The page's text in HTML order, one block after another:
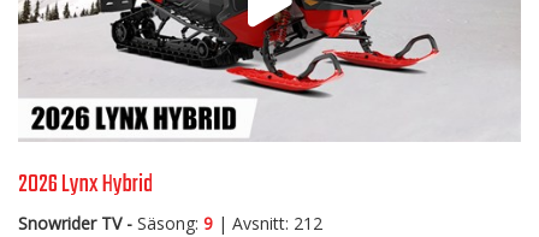
2026 Lynx Hybrid
Snowrider TV - Säsong: 9 | Avsnitt: 212